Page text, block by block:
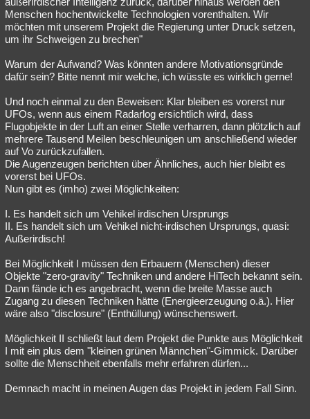
Menschen hochentwickelte Technologien vorenthalten. Wir
möchten mit unserem Projekt die Regierung unter Druck setzen,
um ihr Schweigen zu brechen"
Warum der Aufwand? Was könnten andere Motivationsgründe
dafür sein? Bitte nennt mir welche, ich wüsste es wirklich gerne!
Und noch einmal zu den Beweisen: Klar bleiben es vorerst nur
UFOs, wenn aus einem Radarlog ersichtlich wird, dass
Flugobjekte in der Luft an einer Stelle verharren, dann plötzlich auf
mehrere Tausend Meilen beschleunigen um anschließend wieder
auf Vo zurückzufallen.
Die Augenzeugen berichten über Ähnliches, auch hier bleibt es
vorerst bei UFOs.
Nun gibt es (imho) zwei Möglichkeiten:
I. Es handelt sich um Vehikel irdischen Ursprungs
II. Es handelt sich um Vehikel nicht-irdischen Ursprungs, quasi:
Außerirdisch!
Bei Möglichkeit I müssen den Erbauern (Menschen) dieser
Objekte "zero-gravity" Techniken und andere HiTech bekannt sein.
Dann fände ich es angebracht, wenn die breite Masse auch
Zugang zu diesen Techniken hätte (Energieerzeugung o.ä.). Hier
wäre also "disclosure" (Enthüllung) wünschenswert.
Möglichkeit II schließt laut dem Projekt die Punkte aus Möglichkeit
I mit ein plus dem "kleinen grünen Männchen"-Gimmick. Darüber
sollte die Menschheit ebenfalls mehr erfahren dürfen...
Demnach macht in meinen Augen das Projekt in jedem Fall Sinn.